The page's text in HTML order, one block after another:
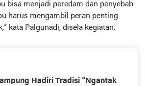
bisa menjadi peredam dan penyebab
harus mengambil peran penting
kata Palgunadi, disela kegiatan.
Hadiri Tradisi “Ngantak